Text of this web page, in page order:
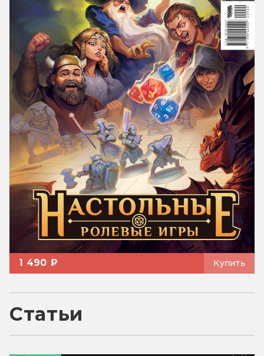
1 490 ₽ Купить
Статьи